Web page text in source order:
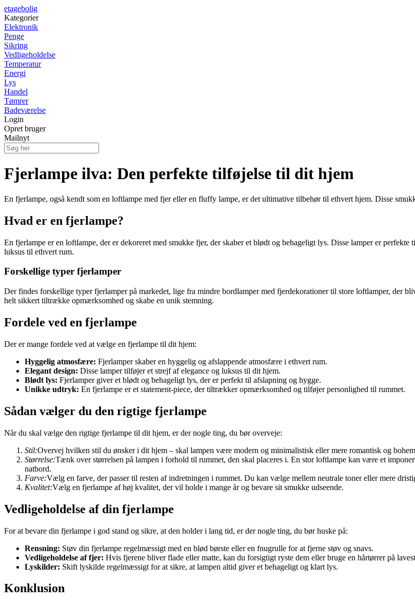
etagebolig
Kategorier
Elektronik
Penge
Sikring
Vedligeholdelse
Temperatur
Energi
Lys
Handel
Tømrer
Badeværelse
Login
Opret bruger
Mailnyt
Fjerlampe ilva: Den perfekte tilføjelse til dit hjem
En fjerlampe, også kendt som en loftlampe med fjer eller en fluffy lampe, er det ultimative tilbehør til ethvert hjem. Disse
Hvad er en fjerlampe?
En fjerlampe er en loftlampe, der er dekoreret med smukke fjer, der skaber et blødt og behageligt lys. Disse lamper er
luksus til ethvert rum.
Forskellige typer fjerlamper
Der findes forskellige typer fjerlamper på markedet, lige fra mindre bordlamper med fjerdekorationer til store loftlamper, der
helt sikkert tiltrække opmærksomhed og skabe en unik stemning.
Fordele ved en fjerlampe
Der er mange fordele ved at vælge en fjerlampe til dit hjem:
Hyggelig atmosfære: Fjerlamper skaber en hyggelig og afslappende atmosfære i ethvert rum.
Elegant design: Disse lamper tilføjer et strejf af elegance og luksus til dit hjem.
Blødt lys: Fjerlamper giver et blødt og behageligt lys, der er perfekt til afslapning og hygge.
Unikke udtryk: En fjerlampe er et statement-piece, der tiltrækker opmærksomhed og tilføjer personlighed til rummet.
Sådan vælger du den rigtige fjerlampe
Når du skal vælge den rigtige fjerlampe til dit hjem, er der nogle ting, du bør overveje:
Stil:Overvej hvilken stil du ønsker i dit hjem – skal lampen være modern og minimalistisk eller mere romantisk og
Størrelse:Tænk over størrelsen på lampen i forhold til rummet, den skal placeres i. En stor loftlampe kan være et
natbord.
Farve:Vælg en farve, der passer til resten af indretningen i rummet. Du kan vælge mellem neutrale toner eller mere
Kvalitet:Vælg en fjerlampe af høj kvalitet, der vil holde i mange år og bevare sit smukke udseende.
Vedligeholdelse af din fjerlampe
For at bevare din fjerlampe i god stand og sikre, at den holder i lang tid, er der nogle ting, du bør huske på:
Rensning: Støv din fjerlampe regelmæssigt med en blød børste eller en fnugrulle for at fjerne støv og snavs.
Vedligeholdelse af fjer: Hvis fjerene bliver flade eller matte, kan du forsigtigt ryste dem eller bruge en hårtørrer på
Lyskilder: Skift lyskilde regelmæssigt for at sikre, at lampen altid giver et behageligt og klart lys.
Konklusion